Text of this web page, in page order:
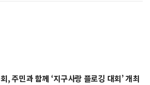
, 주민과 함께 ‘지구사랑 플로깅 대회’ 개최